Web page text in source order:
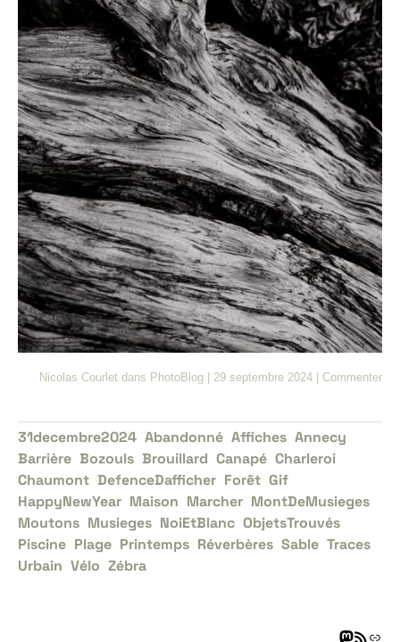
Nicolas Courlet dans PhotoBlog | 29 septembre 2024 | Commenter
31decembre2024 Abandonné Affiches Annecy
Barrière Bozouls Brouillard Canapé Charleroi
Chaumont DefenceDafficher Forêt Gif
HappyNewYear Maison Marcher MontDeMusieges
Moutons Musieges NoiEtBlanc ObjetsTrouvés
Piscine Plage Printemps Réverbères Sable Traces
Urbain Vélo Zébra